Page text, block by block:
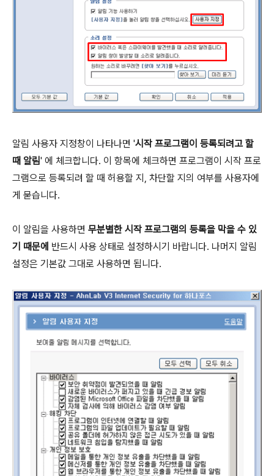
알림 사용자 지정창이 나타나면 '시작 프로그램이 등록되려고 할
때 알림' 에 체크합니다. 이 항목에 체크하면 프로그램이 시작 프로
그램으로 등록되려 할 때 허용할 지, 차단할 지의 여부를 사용자에
게 묻습니다.
이 알림을 사용하면 무분별한 시작 프로그램의 등록을 막을 수 있
기 때문에 반드시 사용 상태로 설정하시기 바랍니다. 나머지 알림
설정은 기본값 그대로 사용하면 됩니다.